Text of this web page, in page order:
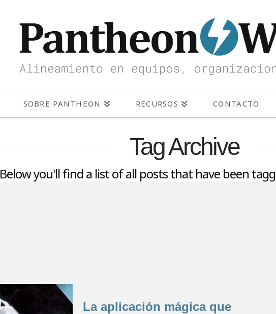
SOBRE PANTHEON RECURSOS CONTACTO
Tag Archive
Below you'll find a list of all posts that have been
La aplicación mágica que